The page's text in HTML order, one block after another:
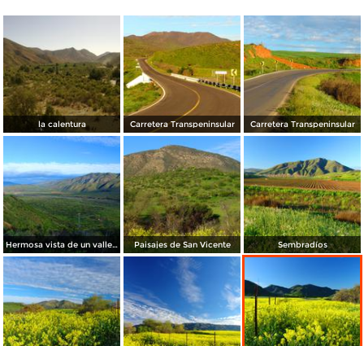
la calentura Carretera Transpeninsular Carretera Transpeninsular
Hermosa vista de un valle, desde la Carretera Transpeninsular (Mex-1) Paisajes de San Vicente Sembradíos